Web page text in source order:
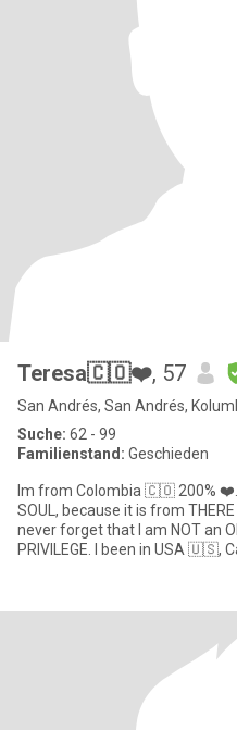
Teresa🇨🇴❤️, 57
San Andrés, San Andrés,
Suche: 62 - 99
Familienstand: Geschieden
Im from Colombia 🇨🇴 200% ❤️.
SOUL, because it is from
never forget that I am NOT an
PRIVILEGE. I been in USA 🇺🇸, Canadá 🇨🇦, Australia 🇦🇺,